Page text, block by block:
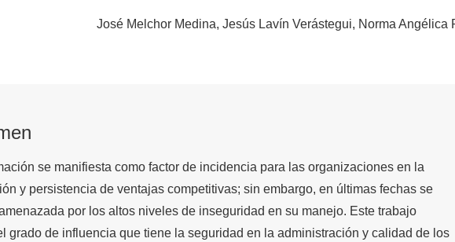
José Melchor Medina Jesús Lavín Verástegui Norma Angélica
se manifiesta como factor de incidencia para las organizaciones en la
y persistencia de ventajas competitivas; sin embargo, en últimas fechas se
por los altos niveles de inseguridad en su manejo. Este trabajo
grado de influencia que tiene la seguridad en la administración y calidad de los